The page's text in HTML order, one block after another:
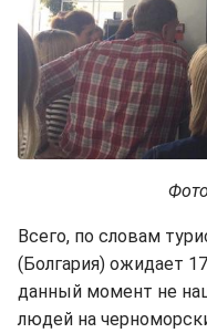
Всего, по словам
(Болгария) ожидает
данный момент не
людей на